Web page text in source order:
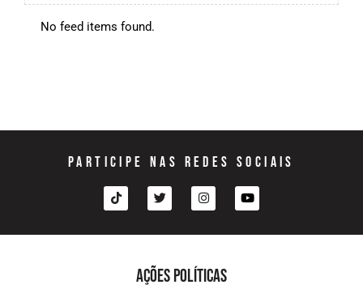
No feed items found.
PARTICIPE NAS REDES SOCIAIS
AÇÕES POLÍTICAS